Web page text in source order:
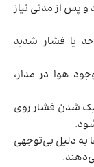
پس از مدتی نیاز
یا فشار شدید
هوا در مدار،
شدن فشار روی
به دلیل بی‌توجهی